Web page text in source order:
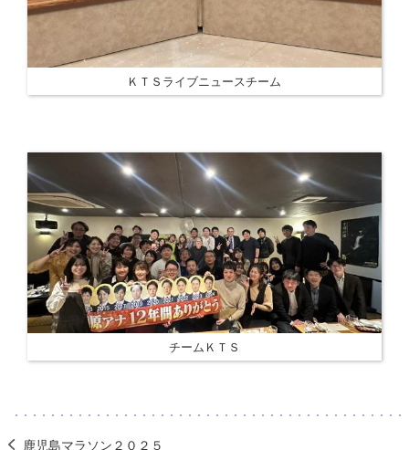
ＫＴＳライブニュースチーム
チームＫＴＳ
鹿児島マラソン２０２５